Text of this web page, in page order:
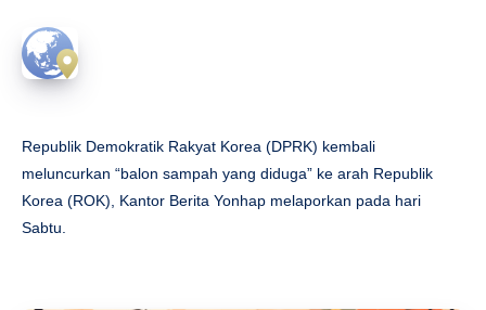
Republik Demokratik Rakyat Korea (DPRK) kembali
meluncurkan “balon sampah yang diduga” ke arah Republik
Korea (ROK), Kantor Berita Yonhap melaporkan pada hari
Sabtu.